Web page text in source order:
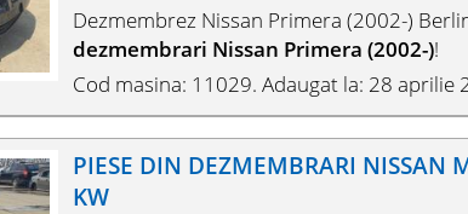
Dezmembrez Nissan Primera (2002-)
dezmembrari Nissan Primera (2002-)!
Cod masina: 11029. Adaugat la: 28 aprilie
PIESE DIN DEZMEMBRARI NISSAN
KW